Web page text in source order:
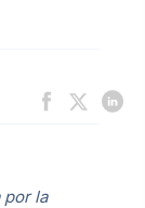
por la